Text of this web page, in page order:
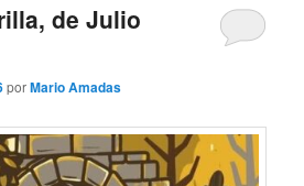
de Julio
porMario Amadas